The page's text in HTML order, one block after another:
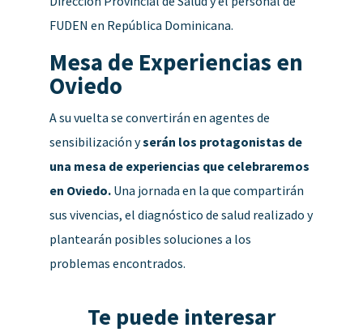
FUDEN en República Dominicana.
Mesa de Experiencias en
Oviedo
A su vuelta se convertirán en agentes de
sensibilización yserán los protagonistas de
una mesa de experiencias que celebraremos
en Oviedo.Una jornada en la que compartirán
sus vivencias, el diagnóstico de salud realizado y
plantearán posibles soluciones a los
problemas encontrados.
Te puede interesar